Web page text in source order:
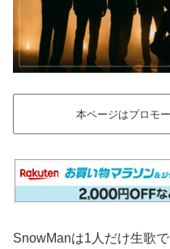
本ページはプロモ
SnowManは1人だけ生歌